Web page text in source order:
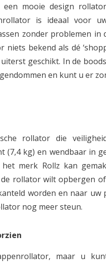
een mooie design
is ideaal voor
zonder problemen in
bekend als dé
geschikt. In de
en kunt u er
rollator die
(7,4 kg) en wendbaar in
merk Rollz kan
rollator wilt opbergen
worden en naar uw
nog meer steun.
maar u